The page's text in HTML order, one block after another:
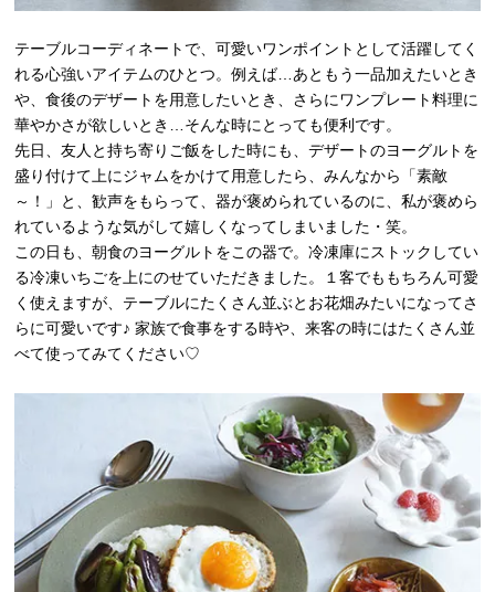
テーブルコーディネートで、可愛いワンポイントとして活躍してく
れる心強いアイテムのひとつ。例えば…あともう一品加えたいとき
や、食後のデザートを用意したいとき、さらにワンプレート料理に
華やかさが欲しいとき…そんな時にとっても便利です。
先日、友人と持ち寄りご飯をした時にも、デザートのヨーグルトを
盛り付けて上にジャムをかけて用意したら、みんなから「素敵
～！」と、歓声をもらって、器が褒められているのに、私が褒めら
れているような気がして嬉しくなってしまいました・笑。
この日も、朝食のヨーグルトをこの器で。冷凍庫にストックしてい
る冷凍いちごを上にのせていただきました。１客でももちろん可愛
く使えますが、テーブルにたくさん並ぶとお花畑みたいになってさ
らに可愛いです♪ 家族で食事をする時や、来客の時にはたくさん並
べて使ってみてください♡